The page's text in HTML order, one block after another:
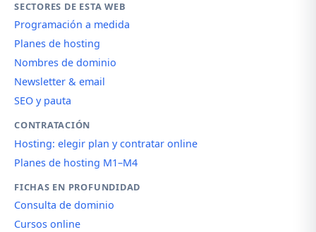
SECTORES DE ESTA WEB
Programación a medida
Planes de hosting
Nombres de dominio
Newsletter & email
SEO y pauta
CONTRATACIÓN
Hosting: elegir plan y contratar online
Planes de hosting M1–M4
FICHAS EN PROFUNDIDAD
Consulta de dominio
Cursos online